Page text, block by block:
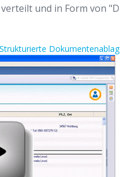
und in Form von